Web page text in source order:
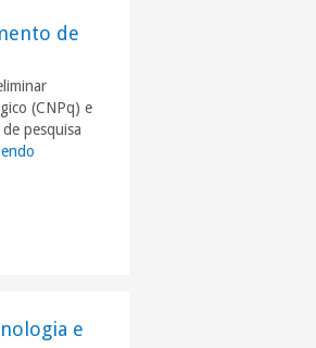
de
(CNPq) e
pesquisa
e